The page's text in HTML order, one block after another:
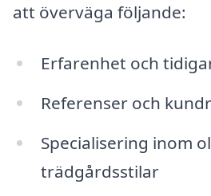
att överväga följande:
Erfarenhet och
Referenser och
Specialisering inom
trädgårdsstilar